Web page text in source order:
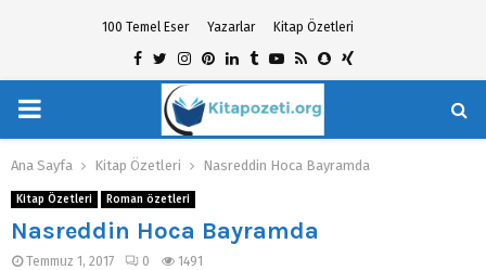
100 Temel Eser Yazarlar Kitap Özetleri
Facebook
TwitterInstagram
Pinterest
Linkedin
TumblrYoutube
RssSnapchat
Xing
PRIMARY
MENU
Ana Sayfa Kitap Özetleri Nasreddin Hoca Bayramda
Kitap Özetleri Roman özetleri
Nasreddin Hoca Bayramda
Temmuz 1, 2017 0 1491